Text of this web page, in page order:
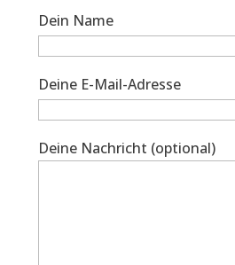
Dein Name
Deine E-Mail-Adresse
Deine Nachricht (optional)